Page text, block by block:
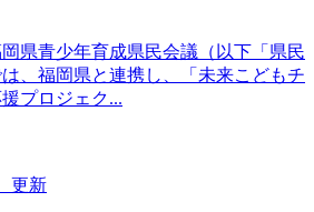
岡県青少年育成県民会議（以下「県民
、福岡県と連携し、「未来こどもチ
プロジェク...
更新